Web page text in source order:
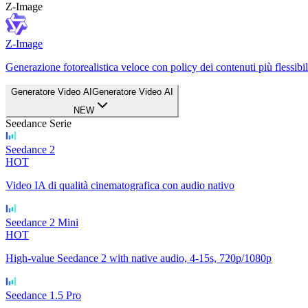
Z-Image
Z-Image
Generazione fotorealistica veloce con policy dei contenuti più
Generatore Video AI Generatore Video AI
NEW
Seedance Serie
Seedance 2
HOT
Video IA di qualità cinematografica con audio nativo
Seedance 2 Mini
HOT
High-value Seedance 2 with native audio, 4-15s, 720p/1080p
Seedance 1.5 Pro